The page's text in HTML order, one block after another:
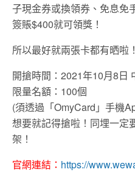
子現金券或換領券、免息免
簽賬$400就可領獎！
所以最好就兩張卡都有晒啦！
開搶時間：2021年10月8日
限量名額：100個
(須透過「OmyCard」手機
想要就記得搶啦！同埋一定
架！
官網連結： https://